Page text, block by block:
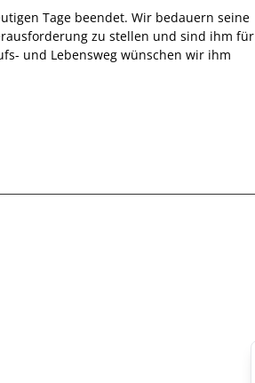
Tage beendet. Wir bedauern seine
zu stellen und sind ihm für
und Lebensweg wünschen wir ihm